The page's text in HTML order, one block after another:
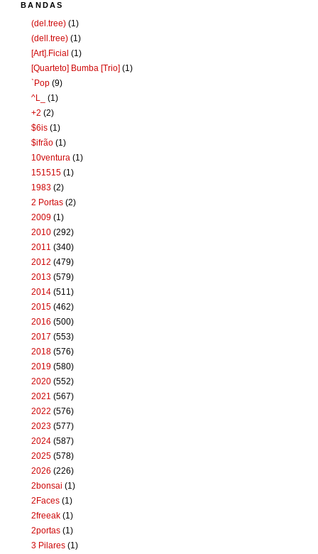
BANDAS
(del.tree) (1)
(dell.tree) (1)
[Art].Ficial (1)
[Quarteto] Bumba [Trio] (1)
`Pop (9)
^L_
(1)
+2 (2)
$6is (1)
$ifrão (1)
10ventura (1)
151515 (1)
1983 (2)
2 Portas (2)
2009 (1)
2010 (292)
2011 (340)
2012 (479)
2013 (579)
2014 (511)
2015 (462)
2016 (500)
2017 (553)
2018 (576)
2019 (580)
2020 (552)
2021 (567)
2022 (576)
2023 (577)
2024 (587)
2025 (578)
2026 (226)
2bonsai (1)
2Faces (1)
2freeak (1)
2portas (1)
3 Pilares (1)